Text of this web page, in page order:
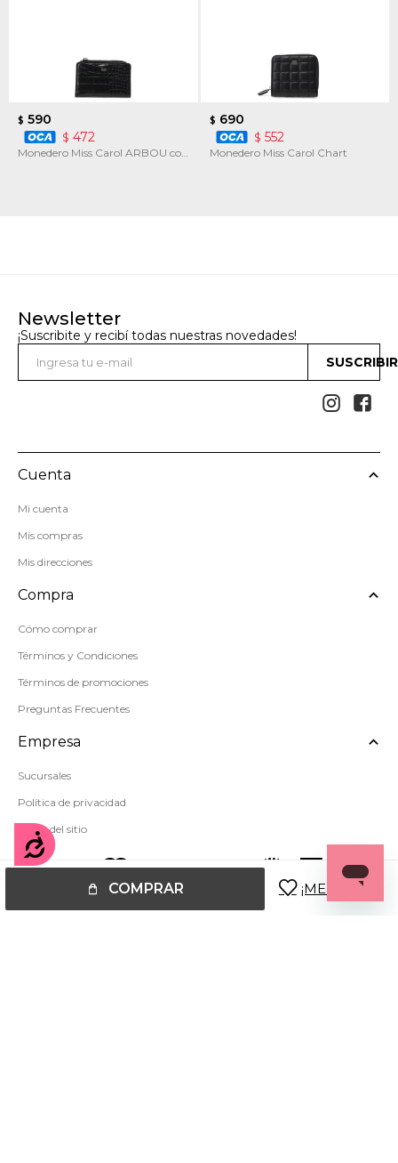
Accesibilidad
COMPRAR
$ 590
$ 472
Monedero Miss Carol ARBOU con
$ 690
$ 552
Monedero Miss Carol Chart
Newsletter
¡Suscribite y recibí todas nuestras novedades!
 
Cuenta
Mi cuenta
Mis compras
Mis direcciones
Compra
Cómo comprar
Términos y Condiciones
Términos de promociones
Preguntas Frecuentes
Empresa
Sucursales
Política de privacidad
Mapa del sitio